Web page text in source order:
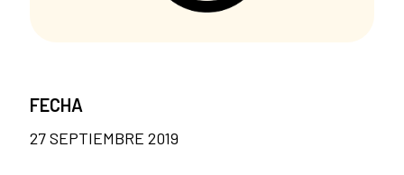
FECHA
27 SEPTIEMBRE 2019